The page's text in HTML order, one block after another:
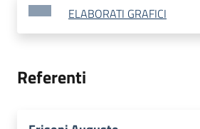
ELABORATI GRAFICI
Referenti